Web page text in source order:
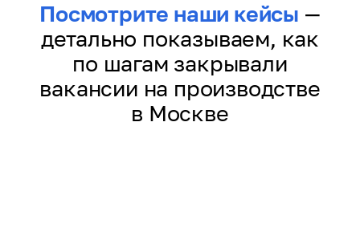
Посмотрите наши кейсы —
детально показываем, как
по шагам закрывали
вакансии на производстве
в Москве